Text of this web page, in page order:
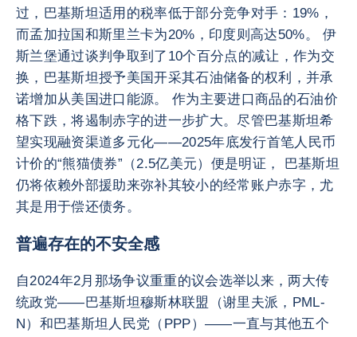
过，巴基斯坦适用的税率低于部分竞争对手：19%，
而孟加拉国和斯里兰卡为20%，印度则高达50%。 伊
斯兰堡通过谈判争取到了10个百分点的减让，作为交
换，巴基斯坦授予美国开采其石油储备的权利，并承
诺增加从美国进口能源。 作为主要进口商品的石油价
格下跌，将遏制赤字的进一步扩大。尽管巴基斯坦希
望实现融资渠道多元化——2025年底发行首笔人民币
计价的“熊猫债券”（2.5亿美元）便是明证， 巴基斯坦
仍将依赖外部援助来弥补其较小的经常账户赤字，尤
其是用于偿还债务。
普遍存在的不安全感
自2024年2月那场争议重重的议会选举以来，两大传
统政党——巴基斯坦穆斯林联盟（谢里夫派，PML-
N）和巴基斯坦人民党（PPP）——一直与其他五个